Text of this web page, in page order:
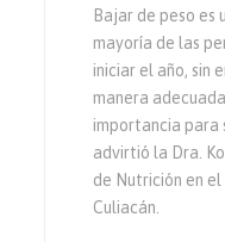
Bajar de peso es
mayoría de las
iniciar el año, sin
manera
importancia para
advirtió la Dra.
de Nutrición en
Culiacán.